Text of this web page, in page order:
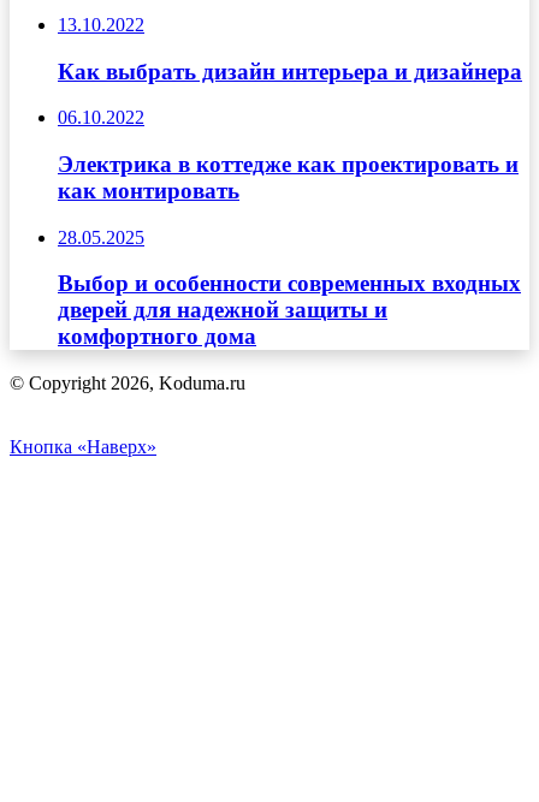
13.10.2022
Как выбрать дизайн интерьера и дизайнера
06.10.2022
Электрика в коттедже как проектировать и
как монтировать
28.05.2025
Выбор и особенности современных входных
дверей для надежной защиты и
комфортного дома
© Copyright 2026, Koduma.ru
Кнопка «Наверх»